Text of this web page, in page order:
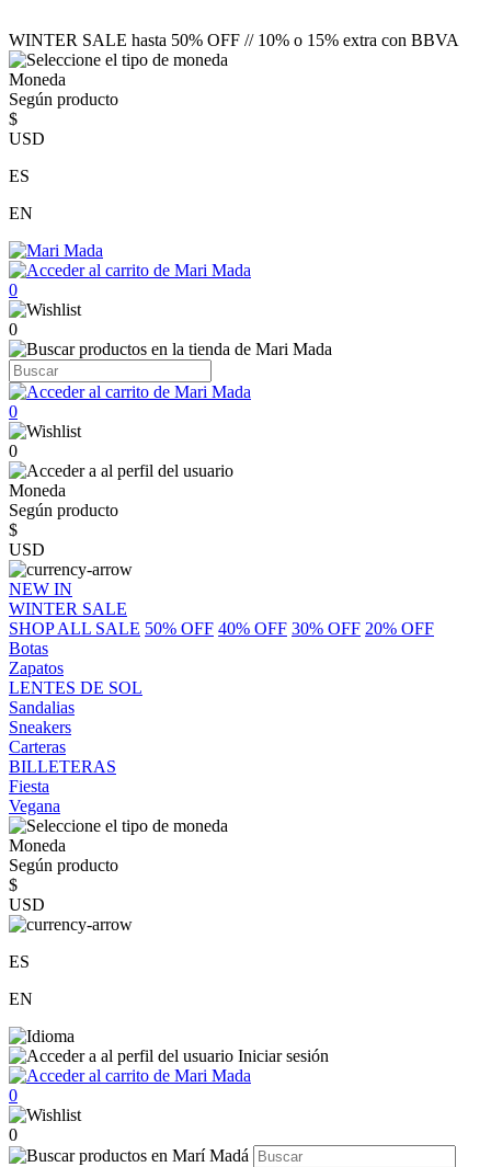
WINTER SALE hasta 50% OFF // 10% o 15% extra con BBVA
Moneda
Según producto
$
USD
ES
EN
0
0
0
0
Moneda
Según producto
$
USD
NEW IN
WINTER SALE
SHOP ALL SALE 50% OFF 40% OFF 30% OFF 20% OFF
Botas
Zapatos
LENTES DE SOL
Sandalias
Sneakers
Carteras
BILLETERAS
Fiesta
Vegana
Moneda
Según producto
$
USD
ES
EN
Iniciar sesión
0
0